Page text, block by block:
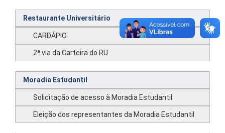
Restaurante Universitário
CARDÁPIO
2ª via da Carteira do RU
Moradia Estudantil
Solicitação de acesso à Moradia Estudantil
Eleição dos representantes da Moradia Estudantil